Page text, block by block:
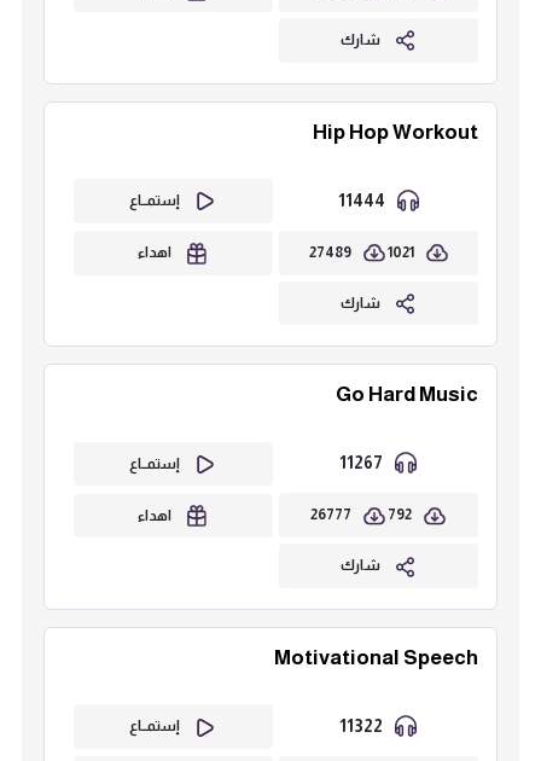
شارك
Hip Hop Workout
إستمــاع
1021
27489 اهداء
شارك
Go Hard Music
إستمــاع
792
26777 اهداء
شارك
Motivational Speech
إستمــاع